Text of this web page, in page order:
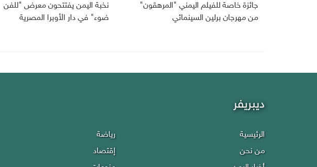
جائزة خاصة للفيلم اليمني "المرهقون"
من مهرجان برلين السينمائي
نخبة اليمن يفتتحون معرض "للفن
ضوء" في دار الأوبرا المصرية
ديبريفر
الرئيسية
من نحن
رياضة
إقتصاد